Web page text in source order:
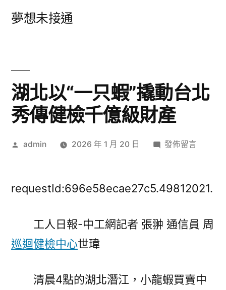
夢想未接通
湖北以“一只蝦”撬動台北
秀傳健檢千億級財產
作
admin 2026 年 1 月 20 日
在
以
蝦”
北
發佈留言
requestId:696e58ecae27c5.49812021.
工人日報-中工網記者 張翀 通信員 周
巡迴健檢中心世瑋
清晨4點的湖北潛江，小龍蝦買賣中